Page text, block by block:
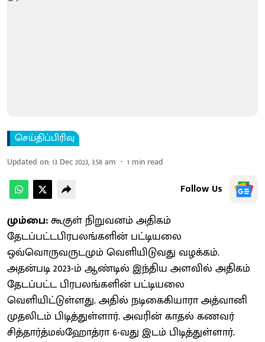
செய்திப்பிரிவு
Updated on:13 Dec 2023, 3:58 am 1 min read
Follow Us
மும்பை:கூகுள் நிறுவனம் அதிகம்
தேடப்பட்டபிரபலங்களின் பட்டியலை
ஒவ்வொருவருடமும் வெளியிடுவது வழக்கம்.
அதன்படி 2023-ம் ஆண்டில் இந்திய அளவில் அதிகம்
தேடப்பட்ட பிரபலங்களின் பட்டியலை
வெளியிட்டுள்ளது. அதில் நடிகைகியாரா அத்வானி
முதலிடம் பிடித்துள்ளார். அவரின் காதல் கணவர்
சித்தார்த்மல்ஹோத்ரா 6-வது இடம் பிடித்துள்ளார்.